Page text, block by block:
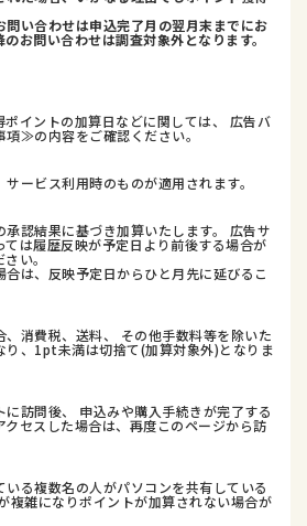
い合わせは申込完了月の翌月末までにお
お問い合わせは調査対象外となります。
ポイントの加算日などに関しては、 広告バ
≫の内容をご確認ください。
ービス利用時のものが適用されます。
認結果に基づき加算いたします。 広告サ
は履歴反映が予定日より前後する場合が
い。
は、反映予定日からひと月先に延びるこ
消費税、送料、 その他手数料等を除いた
り、1pt未満は切捨て(加算対象外)となりま
に訪問後、 申込みや購入手続きが完了する
クセスした場合は、再度このページから訪
る複数名の人がパソコンを共有している
複雑になりポイントが加算されない場合が